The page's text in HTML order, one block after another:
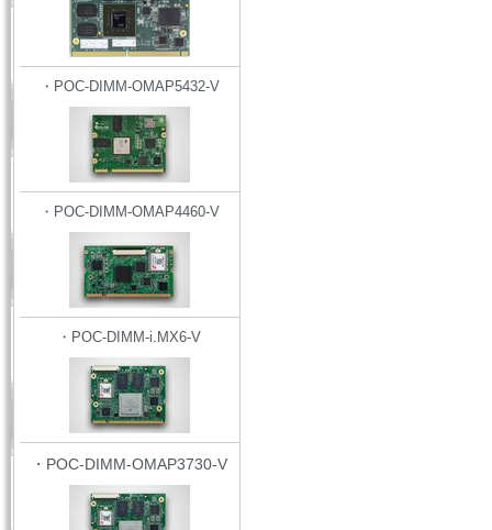
・POC-DIMM-OMAP5432-V
・POC-DIMM-OMAP4460-V
・POC-DIMM-i.MX6-V
・POC-DIMM-OMAP3730-V